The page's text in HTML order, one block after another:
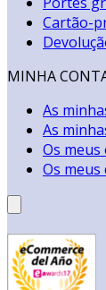
Cartão-
MINHA
As
As
Os meus
Os meus